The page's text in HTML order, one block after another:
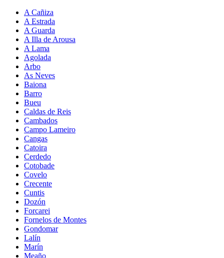
A Cañiza
A Estrada
A Guarda
A Illa de Arousa
A Lama
Agolada
Arbo
As Neves
Baiona
Barro
Bueu
Caldas de Reis
Cambados
Campo Lameiro
Cangas
Catoira
Cerdedo
Cotobade
Covelo
Crecente
Cuntis
Dozón
Forcarei
Fornelos de Montes
Gondomar
Lalín
Marín
Meaño